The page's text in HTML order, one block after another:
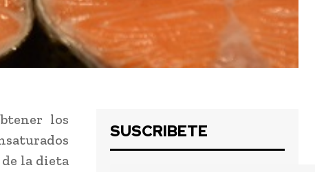
los
de la dieta
SUSCRIBETE